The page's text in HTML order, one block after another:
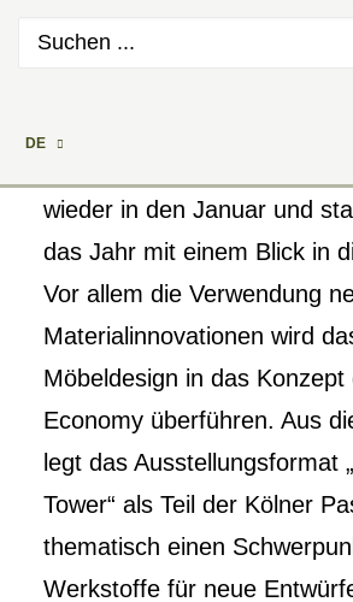
DE
wieder in den Januar und
das Jahr mit einem Blick in
Vor allem die Verwendung
Materialinnovationen wird
Möbeldesign in das Konzept
Economy überführen. Aus
legt das Ausstellungsformat
Tower“ als Teil der Kölner
thematisch einen
Werkstoffe für neue